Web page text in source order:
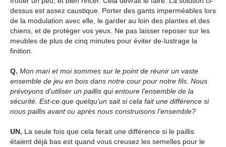
dessus est assez caustique. Porter des gants imperméables lors
de la modulation avec elle, le garder au loin des plantes et des
chiens, et de protéger vos yeux. Ne pas laisser reposer sur les
meubles de plus de cinq minutes pour éviter de-lustrage la
finition.
Q. Mon mari et moi sommes sur le point de réunir un vaste
ensemble de jeu en bois dans notre cour pour notre fils. Nous
prévoyons d'utiliser un paillis qui entoure l'ensemble de la
sécurité. Est-ce que quelqu'un sait si cela fait une différence si
nous paillis avant ou après nous construisons l'ensemble?
UN. La seule fois que cela ferait une différence si le paillis
étaient déjà bas est quand vous creusez les semelles pour le